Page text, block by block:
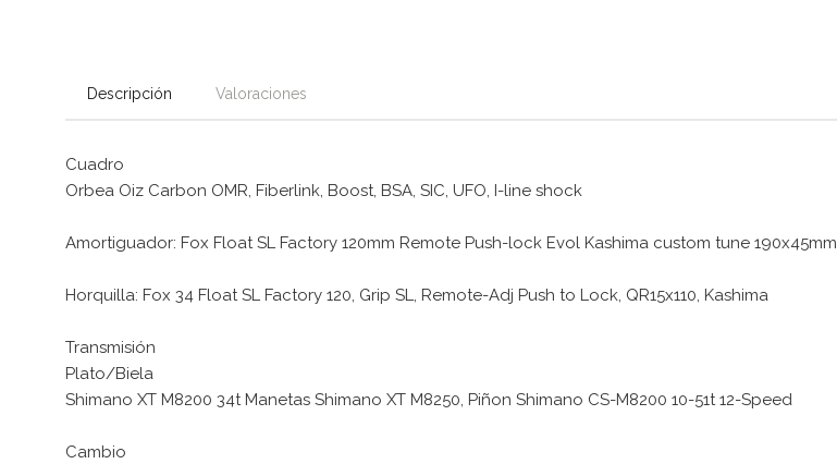
Descripción Valoraciones
Cuadro
Orbea Oiz Carbon OMR, Fiberlink, Boost, BSA, SIC, UFO, I-line shock
Amortiguador: Fox Float SL Factory 120mm Remote Push-lock Evol Kashima custom tune 190x45mm
Horquilla: Fox 34 Float SL Factory 120, Grip SL, Remote-Adj Push to Lock, QR15x110, Kashima
Transmisión
Plato/Biela
Shimano XT M8200 34t Manetas Shimano XT M8250, Piñon Shimano CS-M8200 10-51t 12-Speed
Cambio